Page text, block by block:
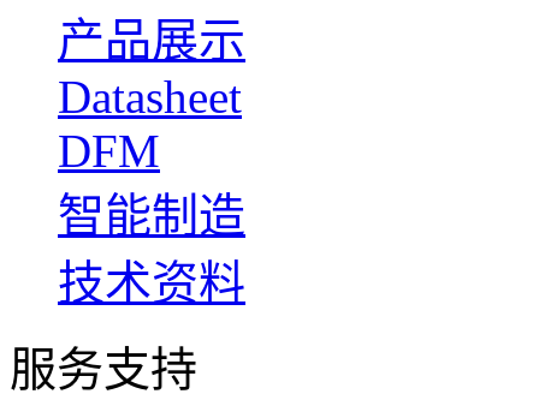
产品展示
Datasheet
DFM
智能制造
技术资料
服务支持